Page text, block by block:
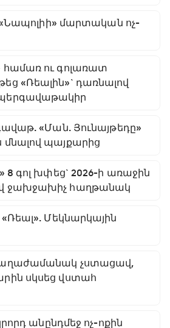
մարտական ոչ-
համառ ու գոլառատ
«Ռեալին»` դառնալով
«Ման. Յունայթեդը»
պայքարից
գոլ խփեց` 2026-ի առաջին
ջախջախիչ հաղթանակ
Մեկնարկային
չստացավ,
սկսեց վստահ
անընդմեջ ոչ-ոքին